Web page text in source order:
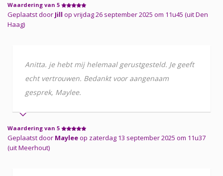
Waardering van 5
Geplaatst door Jill op vrijdag 26 september 2025 om 11u45 (uit Den
Haag)
Anitta. je hebt mij helemaal gerustgesteld. Je geeft
echt vertrouwen. Bedankt voor aangenaam
gesprek, Maylee.
Waardering van 5
Geplaatst door Mayleeop zaterdag 13 september 2025 om 11u37
(uit Meerhout)